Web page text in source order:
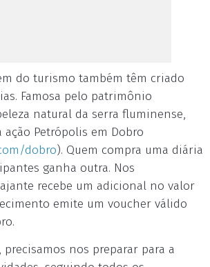
do turismo também têm criado
Famosa pelo patrimônio
natural da serra fluminense,
Petrópolis em Dobro
dobro). Quem compra uma diária
ganha outra. Nos
recebe um adicional no valor
emite um voucher válido
precisamos nos preparar para a